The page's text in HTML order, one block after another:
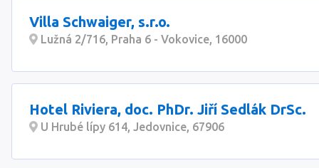
Villa Schwaiger, s.r.o.
Lužná 2/716, Praha 6 - Vokovice, 16000
Hotel Riviera, doc. PhDr. Jiří Sedlák DrSc.
U Hrubé lípy 614, Jedovnice, 67906